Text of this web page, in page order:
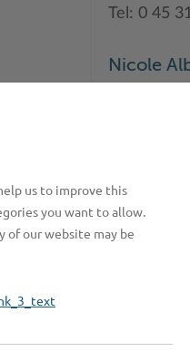
Tel: 0 45
Nicole
Tel: 0 45
Gebäude A
Tel: 0 45
us to improve this
you want to allow.
of our website may be